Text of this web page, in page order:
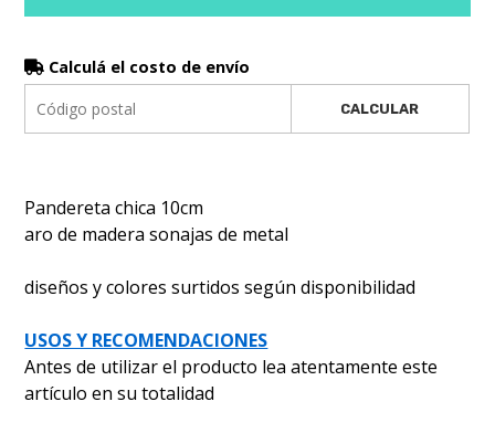
Calculá el costo de envío
CALCULAR
Pandereta chica 10cm
aro de madera sonajas de metal
diseños y colores surtidos según disponibilidad
USOS Y RECOMENDACIONES
Antes de utilizar el producto lea atentamente este
artículo en su totalidad